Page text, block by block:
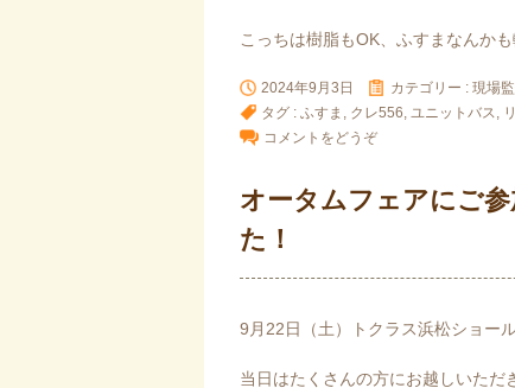
こっちは樹脂もOK、ふすまなんか
2024年9月3日 カテゴリー : 現場
タグ : ふすま クレ556 ユニットバス
コメントをどうぞ
オータムフェアにご
た！
9月22日（土）トクラス浜松ショー
当日はたくさんの方にお越しいた